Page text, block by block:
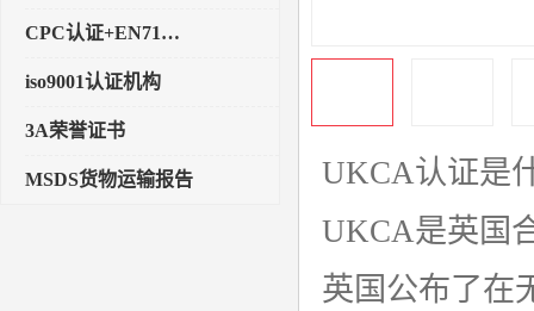
CPC认证+EN71玩具认证
iso9001认证机构
3A荣誉证书
MSDS货物运输报告
UKCA认证是
UKCA是英国
英国公布了在